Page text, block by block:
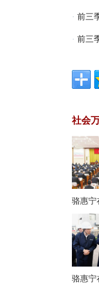
· 前三
· 前三
社会
骆惠宁
骆惠宁